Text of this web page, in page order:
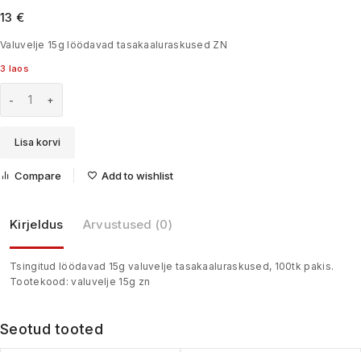
13 €
Valuvelje 15g löödavad tasakaaluraskused ZN
3 laos
Lisa korvi
Compare Add to wishlist
Kirjeldus Arvustused (0)
Tsingitud löödavad 15g valuvelje tasakaaluraskused, 100tk pakis.
Tootekood: valuvelje 15g zn
Seotud tooted